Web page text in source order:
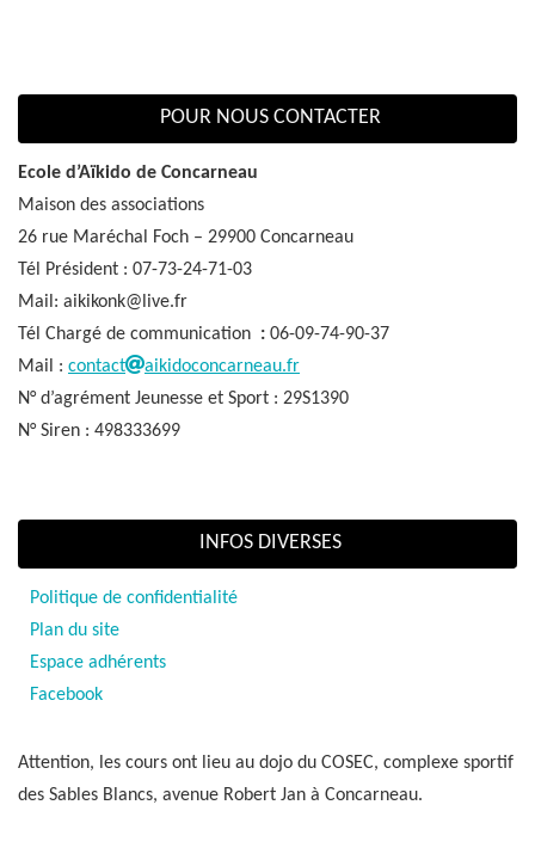
POUR NOUS CONTACTER
Ecole d’Aïkido de Concarneau
Maison des associations
26 rue Maréchal Foch – 29900 Concarneau
Tél Président : 07-73-24-71-03
Mail: aikikonk@live.fr
Tél Chargé de communication : 06-09-74-90-37
Mail : contact
aikidoconcarneau.fr
N° d’agrément Jeunesse et Sport : 29S1390
N° Siren : 498333699
INFOS DIVERSES
Politique de confidentialité
Plan du site
Espace adhérents
Facebook
Attention, les cours ont lieu au dojo du COSEC, complexe sportif
des Sables Blancs, avenue Robert Jan à Concarneau.